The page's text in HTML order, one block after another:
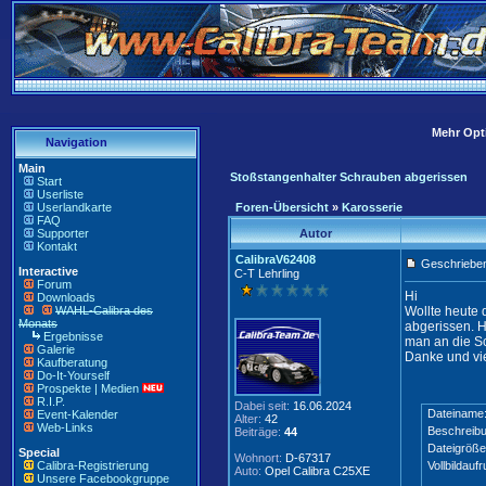
Navigation
Main
Start
Userliste
Userlandkarte
FAQ
Supporter
Kontakt
Interactive
Forum
Downloads
WAHL-Calibra des
Monats
Ergebnisse
Galerie
Kaufberatung
Do-It-Yourself
Prospekte | Medien
R.I.P.
Event-Kalender
Web-Links
Special
Calibra-Registrierung
Unsere Facebookgruppe
Mehr
Stoßstangenhalter Schrauben abgerissen
Foren-Übersicht » Karosserie
Autor
CalibraV62408
C-T Lehrling
Dabei seit: 16.06.2024
Alter: 42
Beiträge: 44
Wohnort: D-67317
Auto: Opel Calibra C25XE
Hi
Wollte heute
abgerissen.
man an die
Danke und
Dateiname: